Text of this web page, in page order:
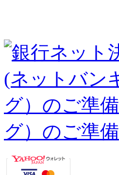
グ）のご準備